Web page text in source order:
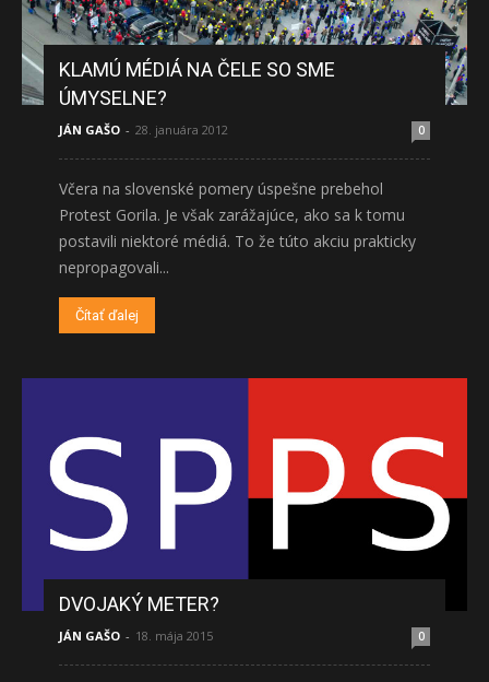
KLAMÚ MÉDIÁ NA ČELE SO SME
ÚMYSELNE?
JÁN GAŠO - 28. januára 2012 0
Včera na slovenské pomery úspešne prebehol
Protest Gorila. Je však zarážajúce, ako sa k tomu
postavili niektoré médiá. To že túto akciu prakticky
nepropagovali...
Čítať ďalej
DVOJAKÝ METER?
JÁN GAŠO - 18. mája 2015 0